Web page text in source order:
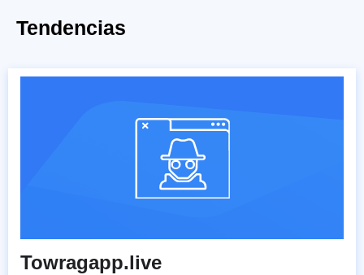
Tendencias
Towragapp.live